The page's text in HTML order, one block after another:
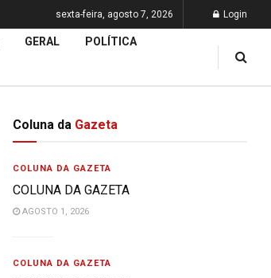
sexta-feira, agosto 7, 2026 Login
GERAL POLÍTICA
Coluna da Gazeta
COLUNA DA GAZETA
COLUNA DA GAZETA
AGOSTO 1, 2026
COLUNA DA GAZETA